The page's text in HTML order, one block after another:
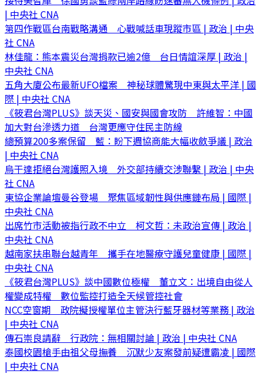
| 中央社 CNA
第四作戰區台南戰略溝通 心戰喊話車現蹤市區 | 政治 | 中央
社 CNA
林佳龍：熊本震災台灣捐款已逾2億 台日情誼深厚 | 政治 |
中央社 CNA
五角大廈公布最新UFO檔案 神秘球體驚現中東與太平洋 | 國
際 | 中央社 CNA
《筱君台灣PLUS》談天災、國安與國會攻防 許維智：中國
加大對台滲透力道 台灣更應守住民主防線
總預算200多案保留 藍：盼下週協商能大幅收斂爭議 | 政治
| 中央社 CNA
烏干達拒絕台灣護照入境 外交部持續交涉聯繫 | 政治 | 中央
社 CNA
東協企業論壇曼谷登場 聚焦區域韌性與供應鏈布局 | 國際 |
中央社 CNA
出席竹市活動被指行政不中立 柯文哲：未政治宣傳 | 政治 |
中央社 CNA
越南家扶串聯台越青年 攜手在地醫療守護兒童健康 | 國際 |
中央社 CNA
《筱君台灣PLUS》談中國數位極權 董立文：出境自由從人
權變成特權 數位監控打造全天候管控社會
NCC空窗期 政院擬授權單位主管決行藍牙器材等業務 | 政治
| 中央社 CNA
傳石崇良請辭 行政院：無相關討論 | 政治 | 中央社 CNA
泰國校園槍手由祖父母撫養 沉默少友案發前疑遭霸凌 | 國際
| 中央社 CNA